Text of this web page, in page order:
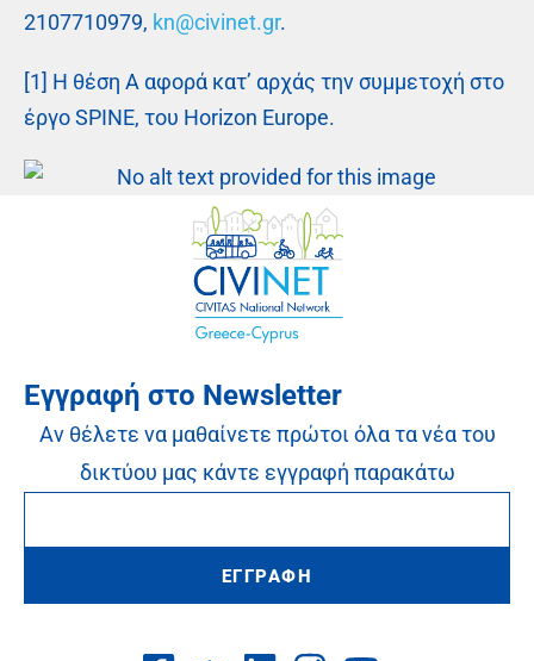
2107710979, kn@civinet.gr.
[1] Η θέση Α αφορά κατ’ αρχάς την συμμετοχή στο
έργο SPINE, του Horizon Europe.
Εγγραφή στο Newsletter
Αν θέλετε να μαθαίνετε πρώτοι όλα τα νέα του
δικτύου μας κάντε εγγραφή παρακάτω
ΕΓΓΡΑΦΗ